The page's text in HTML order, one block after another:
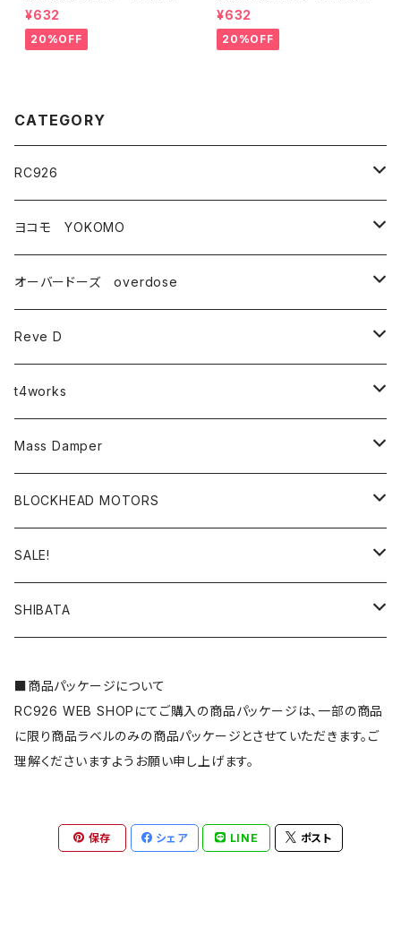
ル 39mm 2本入り KNブル
ー KN-TB39KB
¥632
20%OFF
ル 25mm 2本入り KNブル
ー KN-TB25KB
¥632
20%OFF
CATEGORY
RC926
タイヤ・ホイール関連
ドリフトタイヤ
タイヤ
タイヤインナー
コンバージョンキット
YD-2
ZEON
ドリフトパーツ
ハイトラクションブラスパーツ(真鍮)
YOKOMO YD-2シリーズ
YOKOMO DRB
YOKOMO DIB
YOKOMO YD-4MR
ダンパー・スプリング関連
ダンパーカラーチェンジキット
ドリフトスプリング
汎用パーツ
ボディ
ボディ
アクセサリー・デカール・ステッカー
ツール
ビス・ナット・スペーサー・ブッシュ・ステー・皿ワッシャーなど
ナット
シム
ESC(アンプ)
アクセサリー
オフロードパーツ
ヨコモ YOKOMO
YD-2シリーズ
ドリフトパッケージ(ドリパケ)
DRB
DIB
YD-4
YD-4MR
SD2.0
MD2.0
オーバードーズ overdose
GALM
Reve D
RDX
MC-1
t4works
RC_SPECIAL PARTS
APPAREL_LINE
Mass Damper
ステッカー
BLOCKHEAD MOTORS
ステッカー
雑貨
SALE!
タイヤ・ホイール関連
ドリフトパーツ
汎用パーツ
SHIBATA
GRK5/R
■商品パッケージについて
RC926 WEB SHOPにてご購入の商品パッケージは、一部の商品
に限り商品ラベルのみの商品パッケージとさせていただきます。ご
理解くださいますようお願い申し上げます。
保存 シェア LINE ポスト